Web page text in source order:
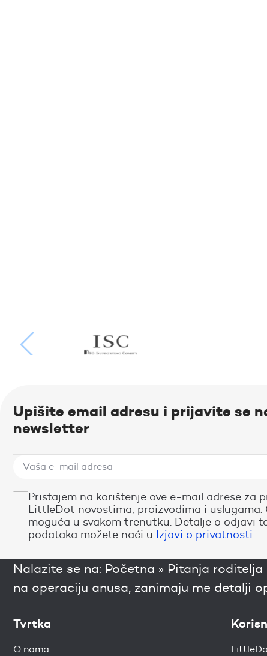
Upišite email adresu i prijavite se
newsletter
Pristajem na korištenje ove e-mail adrese za
LittleDot novostima, proizvodima i uslugama.
moguća u svakom trenutku. Detalje o odjavi
podataka možete naći u Izjavi o privatnosti.
Nalazite se na: Početna » Pitanja roditelja
na operaciju anusa, zanimaju me detalji
Tvrtka
O nama